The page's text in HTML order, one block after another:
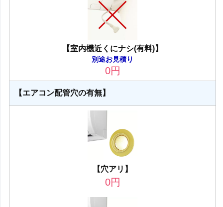
【室内機近くにナシ(有料)】
別途お見積り
0円
【エアコン配管穴の有無】
【穴アリ】
0円